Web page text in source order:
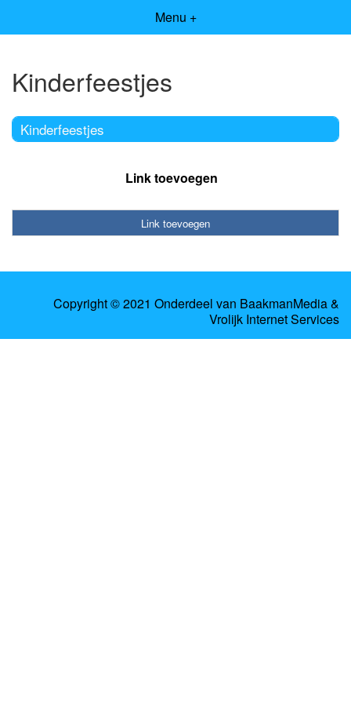
Menu +
Kinderfeestjes
Kinderfeestjes
Link toevoegen
Link toevoegen
Copyright © 2021 Onderdeel van BaakmanMedia&
Vrolijk Internet Services